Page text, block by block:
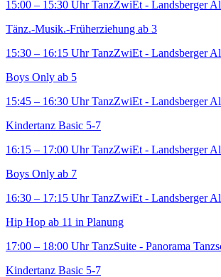
15:00 – 15:30 Uhr TanzZwiEt - Landsberger
Tänz.-Musik.-Früherziehung ab 3
15:30 – 16:15 Uhr TanzZwiEt - Landsberger
Boys Only ab 5
15:45 – 16:30 Uhr TanzZwiEt - Landsberger
Kindertanz Basic 5-7
16:15 – 17:00 Uhr TanzZwiEt - Landsberger
Boys Only ab 7
16:30 – 17:15 Uhr TanzZwiEt - Landsberger
Hip Hop ab 11 in Planung
17:00 – 18:00 Uhr TanzSuite - Panorama
Kindertanz Basic 5-7